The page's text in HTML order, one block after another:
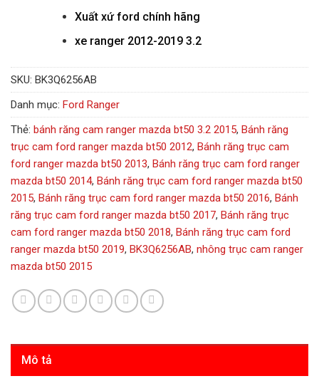
Xuất xứ ford chính hãng
xe ranger 2012-2019 3.2
SKU: BK3Q6256AB
Danh mục: Ford Ranger
Thẻ: bánh răng cam ranger mazda bt50 3.2 2015, Bánh răng
trục cam ford ranger mazda bt50 2012, Bánh răng trục cam
ford ranger mazda bt50 2013, Bánh răng trục cam ford ranger
mazda bt50 2014, Bánh răng trục cam ford ranger mazda bt50
2015, Bánh răng trục cam ford ranger mazda bt50 2016, Bánh
răng trục cam ford ranger mazda bt50 2017, Bánh răng trục
cam ford ranger mazda bt50 2018, Bánh răng trục cam ford
ranger mazda bt50 2019, BK3Q6256AB, nhông trục cam ranger
mazda bt50 2015
Mô tả